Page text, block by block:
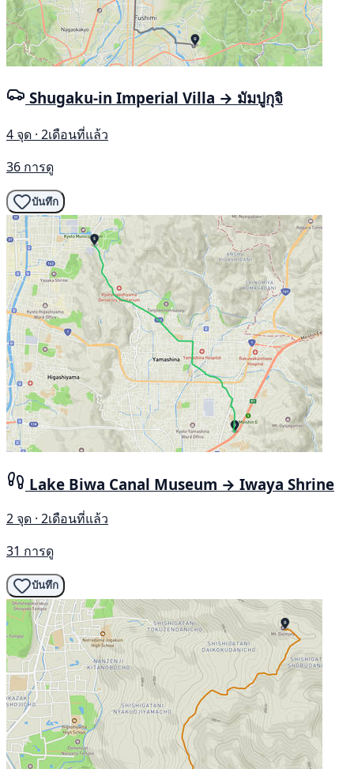
Shugaku-in Imperial Villa → มัมปูกุจิ
4 จุด · 2เดือนที่แล้ว
36 การดู
บันทึก
Lake Biwa Canal Museum → Iwaya Shrine
2 จุด · 2เดือนที่แล้ว
31 การดู
บันทึก